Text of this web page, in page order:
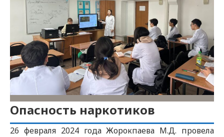
Опасность наркотиков
26 февраля 2024 года Жорокпаева М.Д. провела